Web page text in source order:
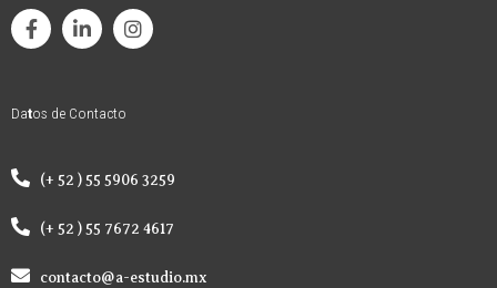
Datos de Contacto
(+ 52 ) 55 5906 3259
(+ 52 ) 55 7672 4617
contacto@a-estudio.mx